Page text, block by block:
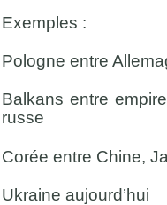
Exemples :
Pologne entre
Balkans entre
russe
Corée entre Chine,
Ukraine aujourd’hui